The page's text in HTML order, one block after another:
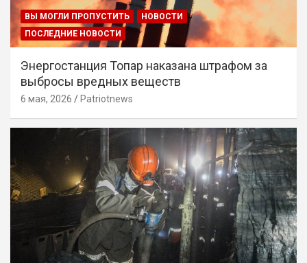
ВЫ МОГЛИ ПРОПУСТИТЬ
НОВОСТИ
ПОСЛЕДНИЕ НОВОСТИ
Энергостанция Топар наказана штрафом за
выбросы вредных веществ
6 мая, 2026 Patriotnews